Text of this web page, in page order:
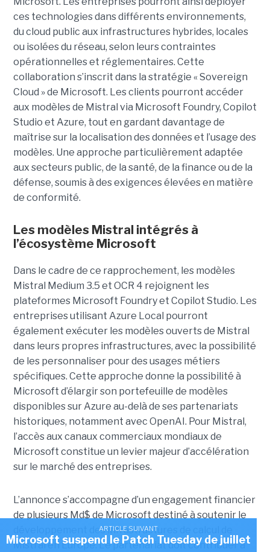
ces technologies dans différents environnements,
du cloud public aux infrastructures hybrides, locales
ou isolées du réseau, selon leurs contraintes
opérationnelles et réglementaires. Cette
collaboration s’inscrit dans la stratégie « Sovereign
Cloud » de Microsoft. Les clients pourront accéder
aux modèles de Mistral via Microsoft Foundry, Copilot
Studio et Azure, tout en gardant davantage de
maîtrise sur la localisation des données et l’usage des
modèles. Une approche particulièrement adaptée
aux secteurs public, de la santé, de la finance ou de la
défense, soumis à des exigences élevées en matière
de conformité.
Les modèles Mistral intégrés à
l’écosystème Microsoft
Dans le cadre de ce rapprochement, les modèles
Mistral Medium 3.5 et OCR 4 rejoignent les
plateformes Microsoft Foundry et Copilot Studio. Les
entreprises utilisant Azure Local pourront
également exécuter les modèles ouverts de Mistral
dans leurs propres infrastructures, avec la possibilité
de les personnaliser pour des usages métiers
spécifiques. Cette approche donne la possibilité à
Microsoft d’élargir son portefeuille de modèles
disponibles sur Azure au-delà de ses partenariats
historiques, notamment avec OpenAI. Pour Mistral,
l’accès aux canaux commerciaux mondiaux de
Microsoft constitue un levier majeur d’accélération
sur le marché des entreprises.
L’annonce s’accompagne d’un engagement financier
de plusieurs Md$ de Microsoft destiné à soutenir le
développement des infrastructures de calcul de
Mistral en Europe. Le partenariat doit contribuer à
ARTICLE SUIVANT
Microsoft suspend le Patch Tuesday de juillet